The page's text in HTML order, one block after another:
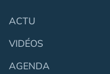
ACTU
VIDÉOS
AGENDA